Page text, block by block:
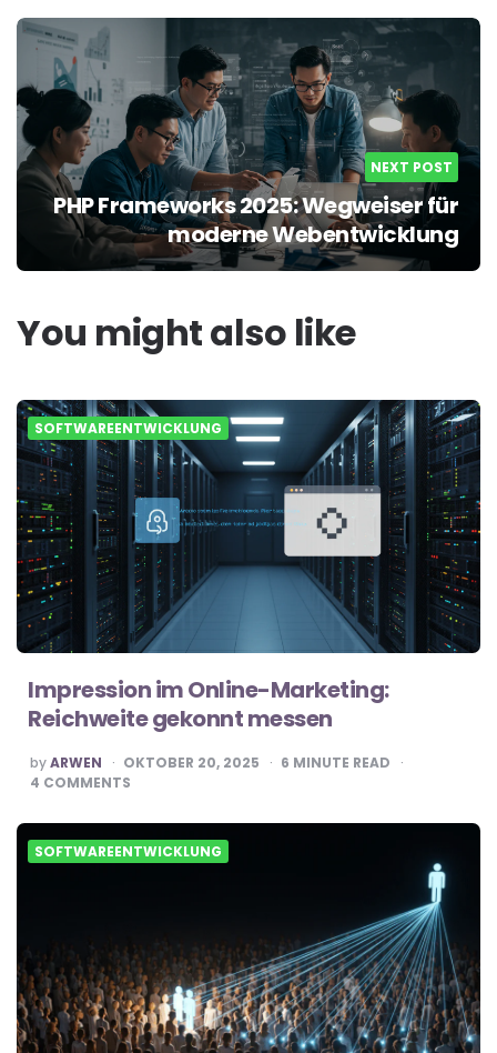
NEXT POST
PHP Frameworks 2025: Wegweiser für
moderne Webentwicklung
You might also like
SOFTWAREENTWICKLUNG
Impression im Online-Marketing:
Reichweite gekonnt messen
POSTED
BY
byARWEN OKTOBER 20, 2025 6 MINUTE READ
4 COMMENTS
SOFTWAREENTWICKLUNG